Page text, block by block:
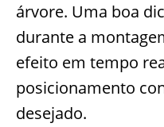
árvore. Uma boa
durante a
efeito em tempo
posicionamento
desejado.